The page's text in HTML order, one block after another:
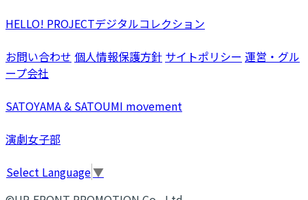
HELLO! PROJECTデジタルコレクション
お問い合わせ 個人情報保護方針 サイトポリシー 運営・グル
ープ会社
SATOYAMA & SATOUMI movement
演劇女子部
Select Language▼